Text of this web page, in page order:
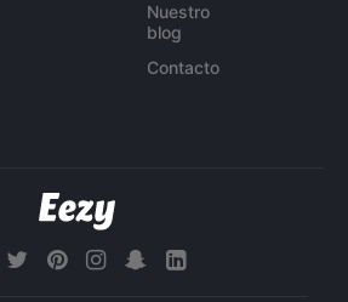
Nuestro
blog
Contacto